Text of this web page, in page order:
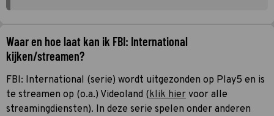
Waar en hoe laat kan ik FBI: International
kijken/streamen?
FBI: International (serie) wordt uitgezonden op Play5 en is
te streamen op (o.a.) Videoland (klik hier voor alle
streamingdiensten). In deze serie spelen onder anderen